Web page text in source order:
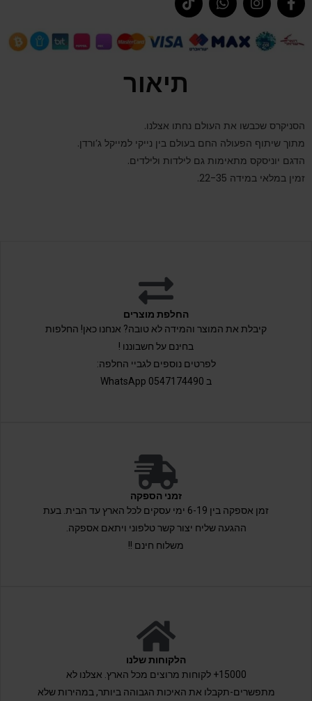
תיאור
הסניקרס שכבשו את העולם נחתו אצלנו.
מתוך שיתוף הפעולה החם בעולם בין נייקי למייקל ג’ורדן.
הדגם יוניסקס מתאימות גם לילדות ולילדים.
זמין במלאי במידה 22-35.
החלפת מוצרים
קיבלת את המוצר והמידה לא טובה? אנחנו כאן! החלפות
בחינם על חשבוננו !
לפרטים נוספים לגביי החלפה:
ב 0547174490 WhatsApp
זמני הספקה
זמן אספקה בין 6-19 ימי עסקים לכל הארץ עד הבית. בעת
ההגעה שליח יצור קשר טלפוני ויתאם אספקה.
משלוח חינם !!
הלקוחות שלנו
15000+ לקוחות מרוצים מכל הארץ. אצלנו לא
מתפשרים-תקבלו את האיכות הגבוהה ביותר, במהירות שלא